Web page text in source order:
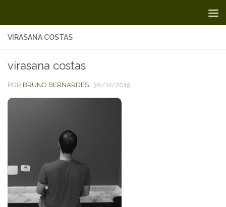
VIRASANA COSTAS
virasana costas
POR BRUNO BERNARDES · 30/11/2015